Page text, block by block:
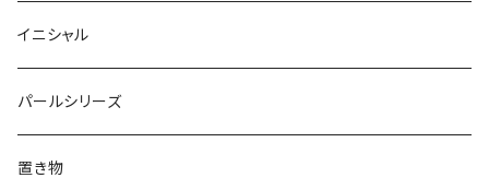
ネックレス
リング
Square
Round
てんとう虫
Animal
うさぎ
鏡
猫
犬
Lips
鏡
Pattern
Animal
てんとう虫
Food
Flower
Round
てんとう虫
イニシャル
パールシリーズ
置き物